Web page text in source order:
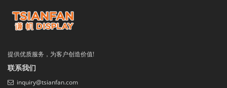
提供优质服务，为客户创造价值!
联系我们
inquiry@tsianfan.com